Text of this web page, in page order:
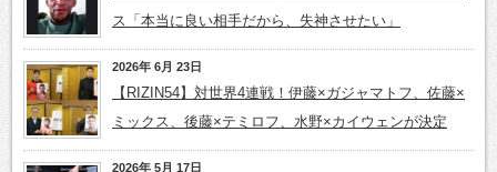
ス「本当に良い相手だから、失神させたい」
2026年 6月 23日
【RIZIN54】対世界4連戦！伊藤×ガジャマトフ、佐藤×
ミックス、後藤×テミロフ、水野×カイウェンが決定
2026年 5月 17日